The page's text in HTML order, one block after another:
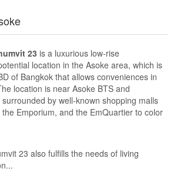
23 is a luxurious low-rise
location in the Asoke area, which is
of Bangkok that allows conveniences in
location is near Asoke BTS and
by well-known shopping malls
Emporium, and the EmQuartier to color
23 also fulfills the needs of living